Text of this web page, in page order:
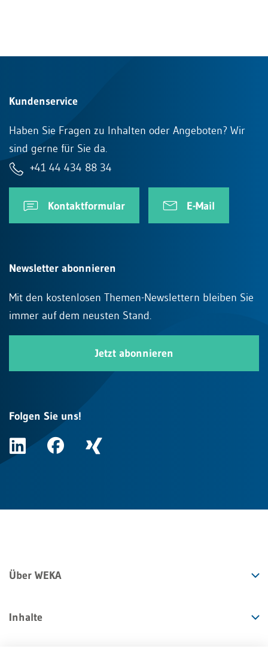
Kundenservice
Haben Sie Fragen zu Inhalten oder Angeboten? Wir
sind gerne für Sie da.
+41 44 434 88 34
Kontaktformular E-Mail
Newsletter abonnieren
Mit den kostenlosen Themen-Newslettern bleiben Sie
immer auf dem neusten Stand.
Jetzt abonnieren
Folgen Sie uns!
Über WEKA
Inhalte